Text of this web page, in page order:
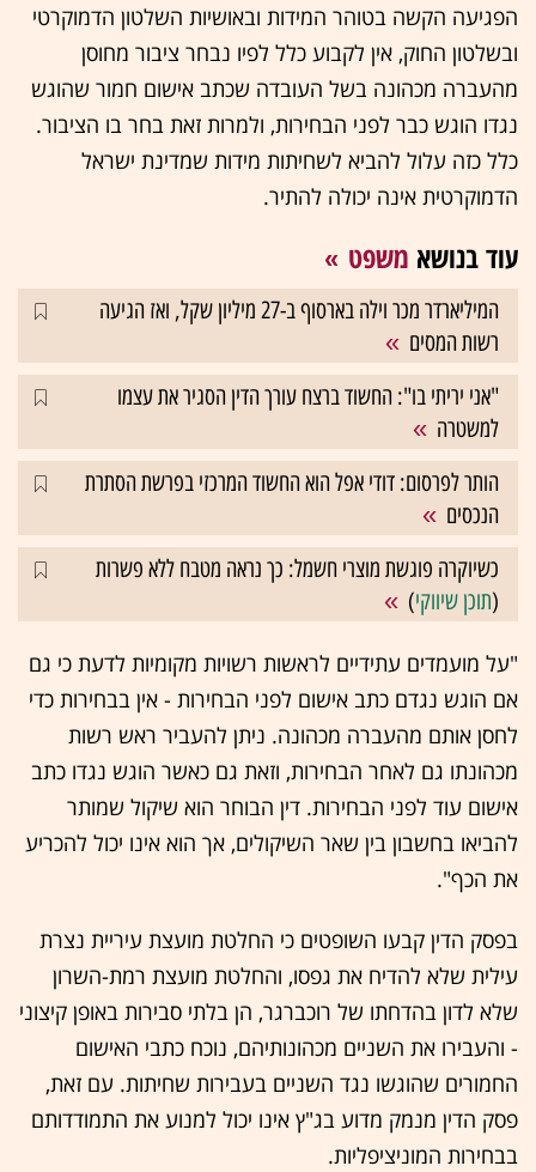
הפגיעה הקשה בטוהר המידות ובאושיות השלטון הדמוקרטי
ובשלטון החוק, אין לקבוע כלל לפיו נבחר ציבור מחוסן
מהעברה מכהונה בשל העובדה שכתב אישום חמור שהוגש
נגדו הוגש כבר לפני הבחירות, ולמרות זאת בחר בו הציבור.
כלל כזה עלול להביא לשחיתות מידות שמדינת ישראל
הדמוקרטית אינה יכולה להתיר.
עוד בנושא משפט
המיליארדר מכר וילה בארסוף ב-27 מיליון שקל, ואז הגיעה
רשות המסים
"אני יריתי בו": החשוד ברצח עורך הדין הסגיר את עצמו
למשטרה
הותר לפרסום: דודי אפל הוא החשוד המרכזי בפרשת הסתרת
הנכסים
כשיוקרה פוגשת מוצרי חשמל: כך נראה מטבח ללא פשרות
(תוכן שיווקי)
"על מועמדים עתידיים לראשות רשויות מקומיות לדעת כי גם
אם הוגש נגדם כתב אישום לפני הבחירות - אין בבחירות כדי
לחסן אותם מהעברה מכהונה. ניתן להעביר ראש רשות
מכהונתו גם לאחר הבחירות, וזאת גם כאשר הוגש נגדו כתב
אישום עוד לפני הבחירות. דין הבוחר הוא שיקול שמותר
להביאו בחשבון בין שאר השיקולים, אך הוא אינו יכול להכריע
את הכף".
בפסק הדין קבעו השופטים כי החלטת מועצת עיריית נצרת
עילית שלא להדיח את גפסו, והחלטת מועצת רמת-השרון
שלא לדון בהדחתו של רוכברגר, הן בלתי סבירות באופן קיצוני
- והעבירו את השניים מכהונותיהם, נוכח כתבי האישום
החמורים שהוגשו נגד השניים בעבירות שחיתות. עם זאת,
פסק הדין מנמק מדוע בג"ץ אינו יכול למנוע את התמודדותם
בבחירות המוניציפליות.